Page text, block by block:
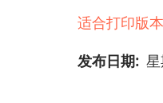
适合打印版本
发布日期